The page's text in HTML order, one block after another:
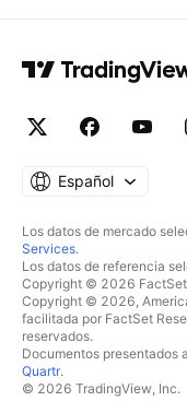
Español
Los datos de mercado
Services.
Los datos de referencia
Copyright © 2026 FactSet
Copyright © 2026,
facilitada por FactSet
reservados.
Documentos presentados
Quartr.
© 2026 TradingView, Inc.